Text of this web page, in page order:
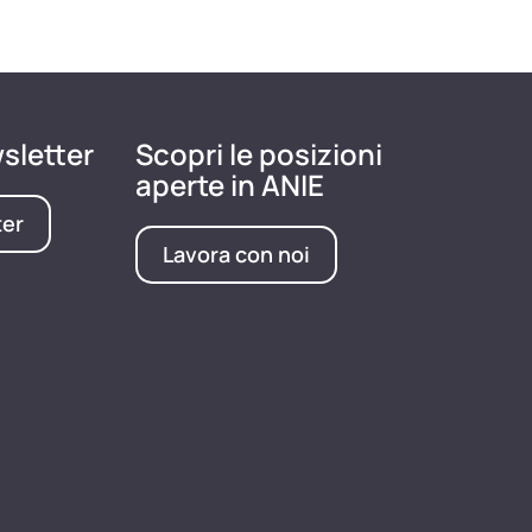
Scopri le posizioni
aperte in ANIE
Lavora con noi